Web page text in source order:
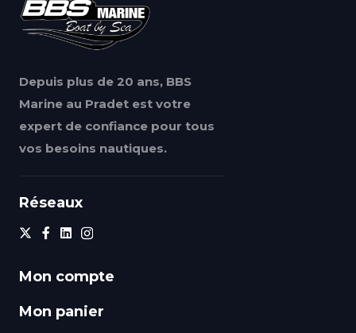
Depuis plus de 20 ans, BBS
Marine au Pradet est votre
expert de confiance pour tous
vos besoins nautiques.
Réseaux
Mon compte
Mon panier